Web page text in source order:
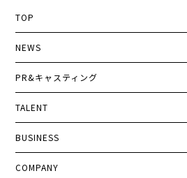
TOP
NEWS
PR&キャスティング
TALENT
BUSINESS
COMPANY